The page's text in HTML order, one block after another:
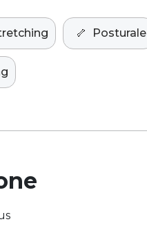
🦴 Posturale